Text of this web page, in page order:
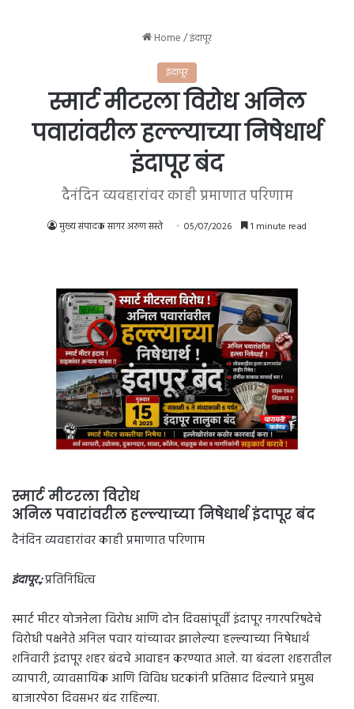
Home/इंदापूर
इंदापूर
स्मार्ट मीटरला विरोध अनिल
पवारांवरील हल्ल्याच्या निषेधार्थ
इंदापूर बंद
दैनंदिन व्यवहारांवर काही प्रमाणात परिणाम
मुख्य संपादक सागर अरुण सस्ते 05/07/2026 1 minute read
स्मार्ट मीटरला विरोध
अनिल पवारांवरील हल्ल्याच्या निषेधार्थ इंदापूर बंद
दैनंदिन व्यवहारांवर काही प्रमाणात परिणाम
इंदापूर.;प्रतिनिधित्व
स्मार्ट मीटर योजनेला विरोध आणि दोन दिवसांपूर्वी इंदापूर नगरपरिषदेचे
विरोधी पक्षनेते अनिल पवार यांच्यावर झालेल्या हल्ल्याच्या निषेधार्थ
शनिवारी इंदापूर शहर बंदचे आवाहन करण्यात आले. या बंदला शहरातील
व्यापारी, व्यावसायिक आणि विविध घटकांनी प्रतिसाद दिल्याने प्रमुख
बाजारपेठा दिवसभर बंद राहिल्या.